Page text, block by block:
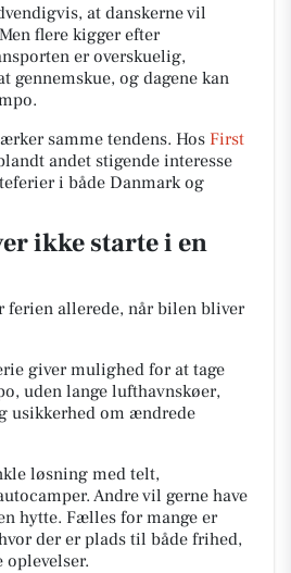
at danskerne vil
flere kigger efter
er overskuelig,
gennemskue, og dagene kan
samme tendens. Hos First
andet stigende interesse
i både Danmark og
ikke starte i en
ferien allerede, når bilen bliver
giver mulighed for at tage
uden lange lufthavnskøer,
usikkerhed om ændrede
løsning med telt,
Andre vil gerne have
hytte. Fælles for mange er
der er plads til både frihed,